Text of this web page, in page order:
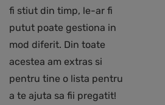
fi stiut din timp, le-ar fi
putut poate gestiona in
mod diferit. Din toate
acestea am extras si
pentru tine o lista pentru
a te ajuta sa fii pregatit!